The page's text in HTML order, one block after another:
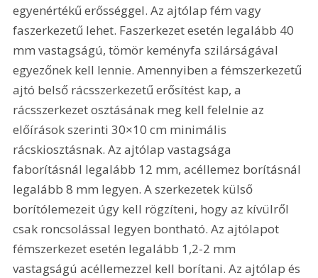
egyenértékű erősséggel. Az ajtólap fém vagy
faszerkezetű lehet. Faszerkezet esetén legalább 40
mm vastagságú, tömör keményfa szilárságával
egyezőnek kell lennie. Amennyiben a fémszerkezetű
ajtó belső rácsszerkezetű erősítést kap, a
rácsszerkezet osztásának meg kell felelnie az
előírások szerinti 30×10 cm minimális
rácskiosztásnak. Az ajtólap vastagsága
faborításnál legalább 12 mm, acéllemez borításnál
legalább 8 mm legyen. A szerkezetek külső
borítólemezeit úgy kell rögzíteni, hogy az kívülről
csak roncsolással legyen bontható. Az ajtólapot
fémszerkezet esetén legalább 1,2-2 mm
vastagságú acéllemezzel kell borítani. Az ajtólap és